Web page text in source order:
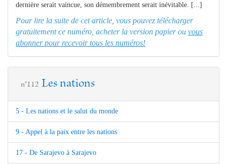
dernière serait vaincue, son démembrement serait inévitable. [...]
Pour lire la suite de cet article, vous pouvez télécharger
gratuitement ce numéro, acheter la version papier ou vous
abonner pour recevoir tous les numéros!
n°112 Les nations
5 - Les nations et le salut du monde
9 - Appel à la paix entre les nations
17 - De Sarajevo à Sarajevo